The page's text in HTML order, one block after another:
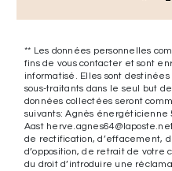
** Les données personnelles
fins de vous contacter et sont
informatisé. Elles sont
sous-traitants dans le seul but
données collectées seront
suivants: Agnès énergéticienne
Aast
de rectification, d’effacement,
d’opposition, de retrait de
du droit d’introduire une